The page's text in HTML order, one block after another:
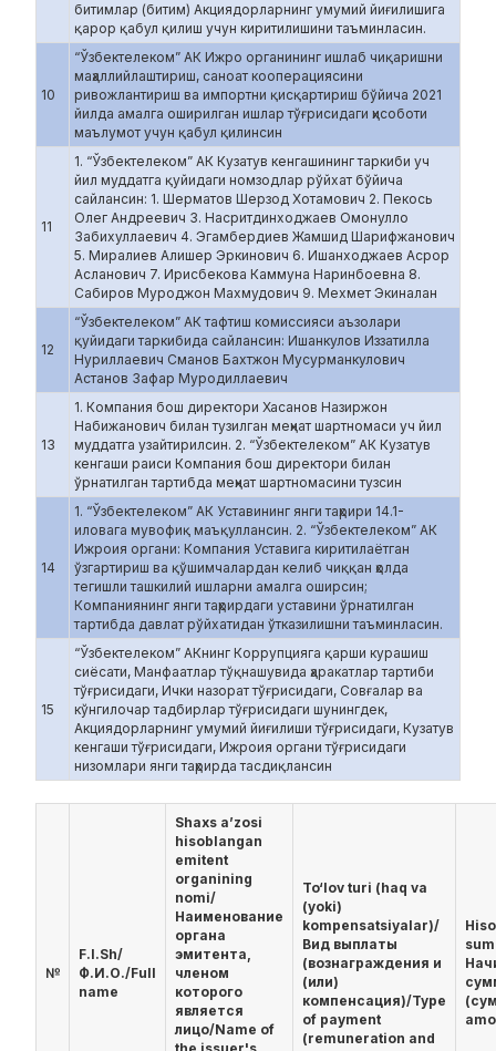
битимлар (битим) Акциядорларнинг умумий йиғилишига
қарор қабул қилиш учун киритилишини таъминласин.
10
“Ўзбектелеком” АК Ижро органининг ишлаб чиқаришни
маҳаллийлаштириш, саноат кооперациясини
ривожлантириш ва импортни қисқартириш бўйича 2021
йилда амалга оширилган ишлар тўғрисидаги ҳисоботи
маълумот учун қабул қилинсин
11
1. “Ўзбектелеком” АК Кузатув кенгашининг таркиби уч
йил муддатга қуйидаги номзодлар рўйхат бўйича
сайлансин: 1. Шерматов Шерзод Хотамович 2. Пекось
Олег Андреевич 3. Насритдинходжаев Омонулло
Забихуллаевич 4. Эгамбердиев Жамшид Шарифжанович
5. Миралиев Алишер Эркинович 6. Ишанходжаев Асрор
Асланович 7. Ирисбекова Каммуна Наринбоевна 8.
Сабиров Муроджон Махмудович 9. Мехмет Экиналан
12
“Ўзбектелеком” АК тафтиш комиссияси аъзолари
қуйидаги таркибида сайлансин: Ишанкулов Иззатилла
Нуриллаевич Сманов Бахтжон Мусурманкулович
Астанов Зафар Муродиллаевич
13
1. Компания бош директори Хасанов Назиржон
Набижанович билан тузилган меҳнат шартномаси уч йил
муддатга узайтирилсин. 2. “Ўзбектелеком” АК Кузатув
кенгаши раиси Компания бош директори билан
ўрнатилган тартибда меҳнат шартномасини тузсин
14
1. “Ўзбектелеком” АК Уставининг янги таҳрири 14.1-
иловага мувофиқ маъқуллансин. 2. “Ўзбектелеком” АК
Ижроия органи: Компания Уставига киритилаётган
ўзгартириш ва қўшимчалардан келиб чиққан ҳолда
тегишли ташкилий ишларни амалга оширсин;
Компаниянинг янги таҳрирдаги уставини ўрнатилган
тартибда давлат рўйхатидан ўтказилишни таъминласин.
15
“Ўзбектелеком” АКнинг Коррупцияга қарши курашиш
сиёсати, Манфаатлар тўқнашувида ҳаракатлар тартиби
тўғрисидаги, Ички назорат тўғрисидаги, Совғалар ва
кўнгилочар тадбирлар тўғрисидаги шунингдек,
Акциядорларнинг умумий йиғилиши тўғрисидаги, Кузатув
кенгаши тўғрисидаги, Ижроия органи тўғрисидаги
низомлари янги таҳрирда тасдиқлансин
№
F.I.Sh/
Ф.И.О./Full
name
Shaxs a’zosi
hisoblangan
emitent
organining
nomi/
Наименование
органа
эмитента,
членом
которого
является
лицо/Name of
To‘lov turi (haq va
(yoki)
kompensatsiyalar)/
Вид выплаты
(вознаграждения и
(или)
компенсация)/Type
of payment
(remuneration and